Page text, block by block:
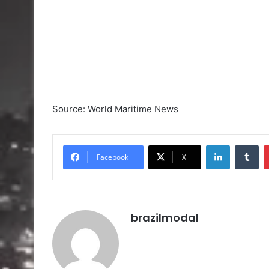
Source: World Maritime News
Facebook X
Linkedin
brazilmodal